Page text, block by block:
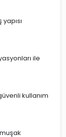
ile
kullanım